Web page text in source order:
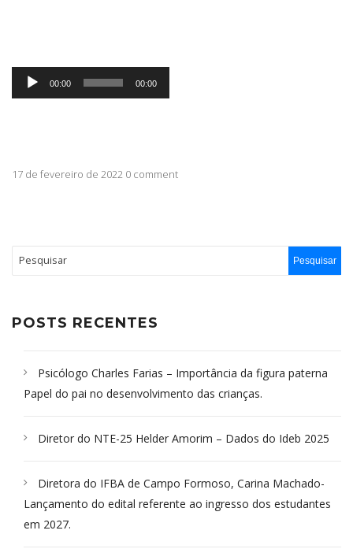
CONTATO
Tocador
00:00 00:00
17 de fevereiro de 2022 0 comment
POSTS RECENTES
Psicólogo Charles Farias – Importância da figura paterna
Papel do pai no desenvolvimento das crianças.
Diretor do NTE-25 Helder Amorim – Dados do Ideb 2025
Diretora do IFBA de Campo Formoso, Carina Machado-
Lançamento do edital referente ao ingresso dos estudantes
em 2027.